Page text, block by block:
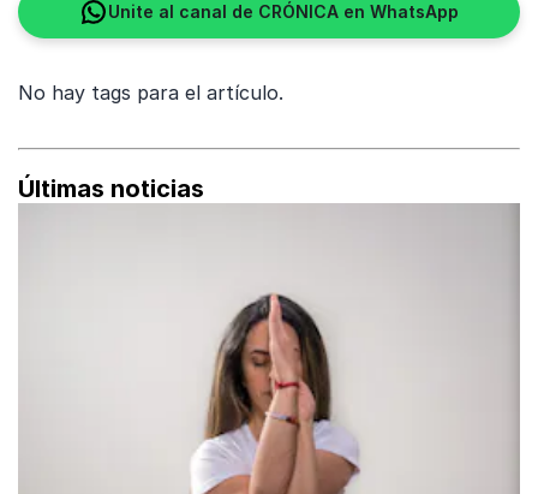
Unite al canal de CRÓNICA en WhatsApp
No hay tags para el artículo.
Últimas noticias